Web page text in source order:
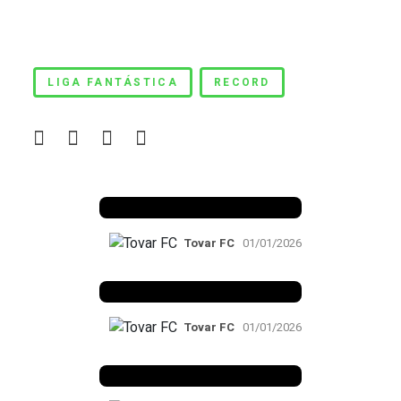
Liga fantástica
LIGA FANTÁSTICA RECORD
Tovar FC 01/01/2026
Tovar FC 01/01/2026